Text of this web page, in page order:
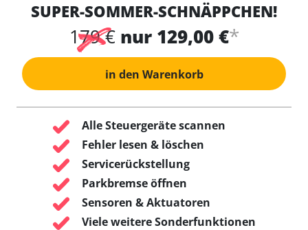
SUPER-SOMMER-SCHNÄPPCHEN!
179 € nur 129,00 €*
in den Warenkorb
Alle Steuergeräte scannen
Fehler lesen & löschen
Servicerückstellung
Parkbremse öffnen
Sensoren & Aktuatoren
Viele weitere Sonderfunktionen